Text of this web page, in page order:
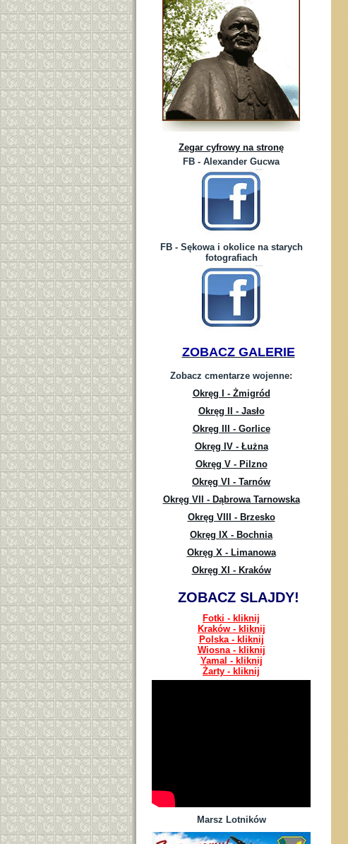
Zegar cyfrowy na stronę
FB - Alexander Gucwa
FB - Sękowa i okolice na starych
fotografiach
ZOBACZ GALERIE
Zobacz cmentarze wojenne:
Okręg I - Żmigród
Okręg II - Jasło
Okręg III - Gorlice
Okręg IV - Łużna
Okręg V - Pilzno
Okręg VI - Tarnów
Okręg VII - Dąbrowa Tarnowska
Okręg VIII - Brzesko
Okręg IX - Bochnia
Okręg X - Limanowa
Okręg XI - Kraków
ZOBACZ SLAJDY!
Fotki - kliknij
Kraków - kliknij
Polska - kliknij
Wiosna - kliknij
Yamal - kliknij
Żarty - kliknij
Marsz Lotników